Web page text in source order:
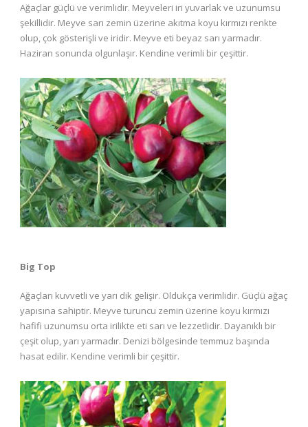
Ağaçlar güçlü ve verimlidir. Meyveleri iri yuvarlak ve uzunumsu
şekillidir. Meyve sarı zemin üzerine akıtma koyu kırmızı renkte
olup, çok gösterişli ve iridir. Meyve eti beyaz sarı yarmadır.
Haziran sonunda olgunlaşır. Kendine verimli bir çeşittir.
Big Top
Ağaçları kuvvetli ve yarı dik gelişir. Oldukça verimlidir. Güçlü ağaç
yapısına sahiptir. Meyve turuncu zemin üzerine koyu kırmızı
hafifi uzunumsu orta irilikte eti sarı ve lezzetlidir. Dayanıklı bir
çeşit olup, yarı yarmadır. Denizi bölgesinde temmuz başında
hasat edilir. Kendine verimli bir çeşittir.